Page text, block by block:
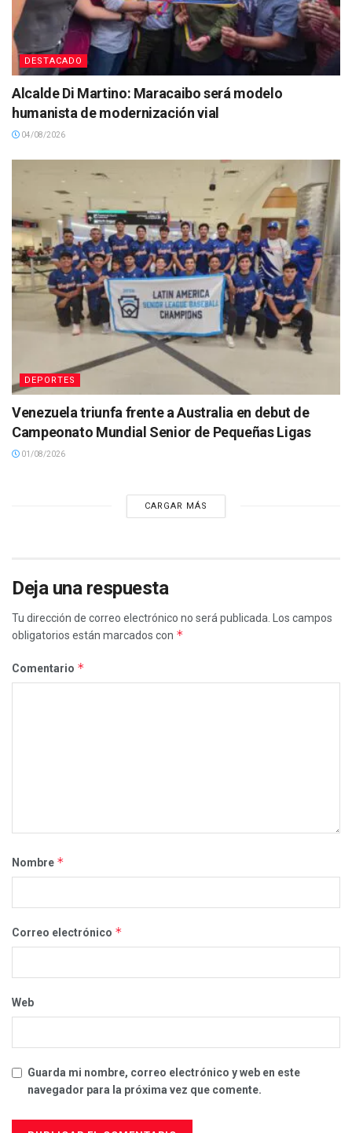
DESTACADO
Alcalde Di Martino: Maracaibo será modelo
humanista de modernización vial
04/08/2026
DEPORTES
Venezuela triunfa frente a Australia en debut de
Campeonato Mundial Senior de Pequeñas Ligas
01/08/2026
CARGAR MÁS
Deja una respuesta
Tu dirección de correo electrónico no será publicada.
Los campos
obligatorios están marcados con *
Comentario *
Nombre *
Correo electrónico *
Web
Guarda mi nombre, correo electrónico y web en este
navegador para la próxima vez que comente.